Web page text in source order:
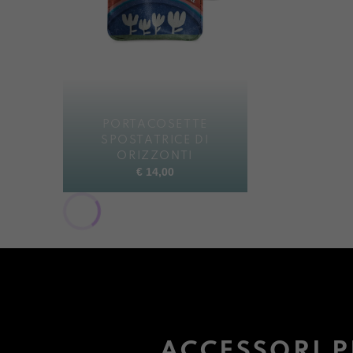
SPOSTATRICE DI
ORIZZONTI
€ 14,00